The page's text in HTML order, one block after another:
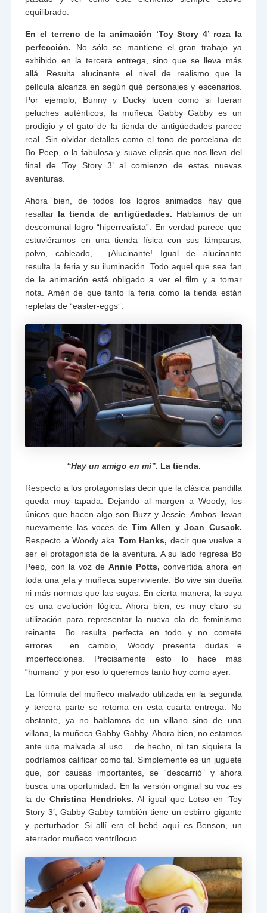
equilibrado.
En el terreno de la animación ‘Toy Story 4’ roza la
perfección. No sólo se mantiene el gran trabajo ya
exhibido en la tercera entrega, sino que se lleva más
allá. Resulta alucinante el nivel de realismo que la
película alcanza en según qué personajes y escenarios.
Por ejemplo, Bunny y Ducky lucen como si fueran
peluches auténticos, la muñeca Gabby Gabby es un
prodigio y el gato de la tienda de antigüedades parece
real. Sin olvidar detalles como el tono de porcelana de
Bo Peep, o la fabulosa y suave elipsis que nos lleva del
final de ‘Toy Story 3’ al comienzo de estas nuevas
aventuras.
Ahora bien, de todos los logros animados hay que
resaltar la tienda de antigüedades. Hablamos de un
descomunal logro “hiperrealista”. En verdad parece que
estuviéramos en una tienda física con sus lámparas,
polvo, cableado,… ¡Alucinante! Igual de alucinante
resulta la feria y su iluminación. Todo aquel que sea fan
de la animación está obligado a ver el film y a tomar
nota. Amén de que tanto la feria como la tienda están
repletas de “easter-eggs”.
“Hay un amigo en mí”. La tienda.
Respecto a los protagonistas decir que la clásica pandilla
queda muy tapada. Dejando al margen a Woody, los
únicos que hacen algo son Buzz y Jessie. Ambos llevan
nuevamente las voces de Tim Allen y Joan Cusack.
Respecto a Woody aka Tom Hanks, decir que vuelve a
ser el protagonista de la aventura. A su lado regresa Bo
Peep, con la voz deAnnie Potts, convertida ahora en
toda una jefa y muñeca superviviente. Bo vive sin dueña
ni más normas que las suyas. En cierta manera, la suya
es una evolución lógica. Ahora bien, es muy claro su
utilización para representar la nueva ola de feminismo
reinante. Bo resulta perfecta en todo y no comete
errores… en cambio, Woody presenta dudas e
imperfecciones. Precisamente esto lo hace más
“humano” y por eso lo queremos tanto hoy como ayer.
La fórmula del muñeco malvado utilizada en la segunda
y tercera parte se retoma en esta cuarta entrega. No
obstante, ya no hablamos de un villano sino de una
villana, la muñeca Gabby Gabby. Ahora bien, no estamos
ante una malvada al uso… de hecho, ni tan siquiera la
podríamos calificar como tal. Simplemente es un juguete
que, por causas importantes, se “descarrió” y ahora
busca una oportunidad. En la versión original su voz es
la de Christina Hendricks. Al igual que Lotso en ‘Toy
Story 3’, Gabby Gabby también tiene un esbirro gigante
y perturbador. Si allí era el bebé aquí es Benson, un
aterrador muñeco ventrílocuo.